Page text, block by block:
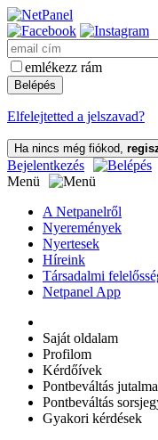
emlékezz rám
Elfelejtetted a jelszavad?
Ha nincs még fiókod,
Bejelentkezés
Menü
A Netpanelről
Nyeremények
Nyertesek
Híreink
Társadalmi
Netpanel App
Saját oldalam
Profilom
Kérdőívek
Pontbeváltás
Pontbeváltás
Gyakori kérdések